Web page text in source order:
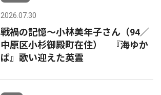
2026.07.30
戦禍の記憶〜小林美年子さん（94／
中原区小杉御殿町在住） 『海ゆか
ば』歌い迎えた英霊